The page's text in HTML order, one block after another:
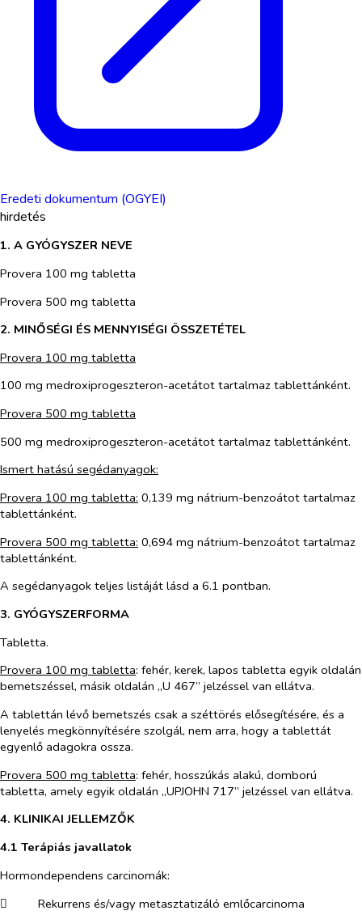
Eredeti dokumentum (OGYEI)
hirdetés
1. A GYÓGYSZER NEVE
Provera 100 mg tabletta
Provera 500 mg tabletta
2. MINŐSÉGI ÉS MENNYISÉGI ÖSSZETÉTEL
Provera 100 mg tabletta
100 mg medroxiprogeszteron-acetátot tartalmaz tablettánként.
Provera 500 mg tabletta
500 mg medroxiprogeszteron-acetátot tartalmaz tablettánként.
Ismert hatású segédanyagok:
Provera 100 mg tabletta: 0,139 mg nátrium-benzoátot tartalmaz
tablettánként.
Provera 500 mg tabletta: 0,694 mg nátrium-benzoátot tartalmaz
tablettánként.
A segédanyagok teljes listáját lásd a 6.1 pontban.
3. GYÓGYSZERFORMA
Tabletta.
Provera 100 mg tabletta: fehér, kerek, lapos tabletta egyik oldalán
bemetszéssel, másik oldalán „U 467” jelzéssel van ellátva.
A tablettán lévő bemetszés csak a széttörés elősegítésére, és a
lenyelés megkönnyítésére szolgál, nem arra, hogy a tablettát
egyenlő adagokra ossza.
Provera 500 mg tabletta: fehér, hosszúkás alakú, domború
tabletta, amely egyik oldalán „UPJOHN 717” jelzéssel van ellátva.
4. KLINIKAI JELLEMZŐK
4.1 Terápiás javallatok
Hormondependens carcinomák:
​
Rekurrens és/vagy metasztatizáló emlőcarcinoma